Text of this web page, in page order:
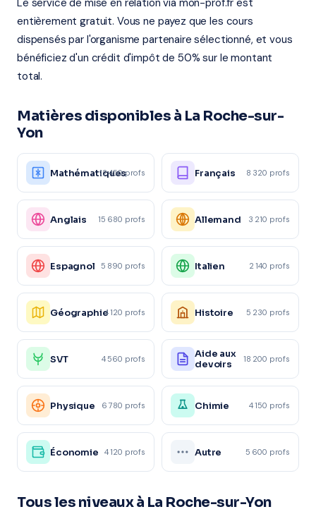
Le service de mise en relation via mon-prof.fr est
entièrement gratuit. Vous ne payez que les cours
dispensés par l'organisme partenaire sélectionné, et vous
bénéficiez d'un crédit d'impôt de 50% sur le montant
total.
Matières disponibles à La Roche-sur-
Yon
Mathématiques
12 450 profs Français 8 320 profs
Anglais 15 680 profs Allemand 3 210 profs
Espagnol 5 890 profs Italien 2 140 profs
Géographie4 120 profs Histoire 5 230 profs
SVT 4 560 profs
Aide aux
devoirs
18 200 profs
Physique 6 780 profs Chimie 4 150 profs
Économie 4 120 profs Autre 5 600 profs
Tous les niveaux à La Roche-sur-Yon